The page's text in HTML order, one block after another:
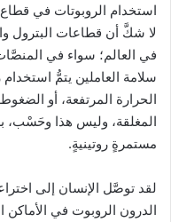
استخدام الروبوتات في قطاع
لا شكَّ أن قطاعات البترول
في العالم؛ سواء في
سلامة العاملين يتمُّ استخدام
الحرارة المرتفعة، أو
المغلقة، وليس هذا وحَسْب،
مستمرةٍ روتينيةٍ.
لقد توصَّل الإنسان إلى
الدرون الروبوت في